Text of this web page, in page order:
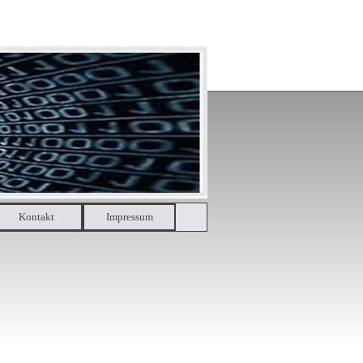
▼
Kontakt ▼
Impressum